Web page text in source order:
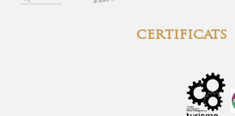
certificats